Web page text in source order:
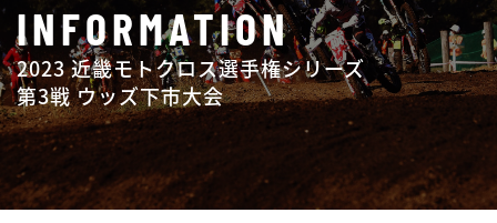
INFORMATION
2023 近畿モトクロス選手権シリーズ
第3戦 ウッズ下市大会